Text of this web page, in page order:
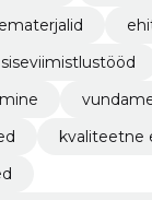
siseviimistlustööd
kvaliteetne